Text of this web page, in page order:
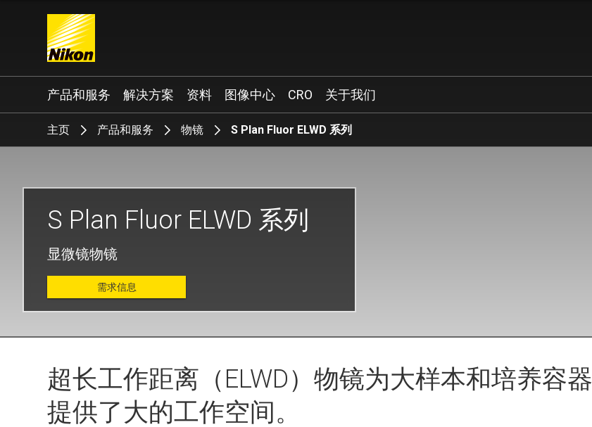
Search keyword(s)
产品和服务 解决方案 资料 图像中心 CRO 关于我们
主页 产品和服务 物镜 S Plan Fluor ELWD 系列
S Plan Fluor ELWD 系列
显微镜物镜
需求信息
超长工作距离（ELWD）物镜为大样本和培养容器
提供了大的工作空间。